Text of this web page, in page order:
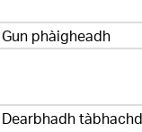
Gun phàigheadh
Dearbhadh tàbhachd